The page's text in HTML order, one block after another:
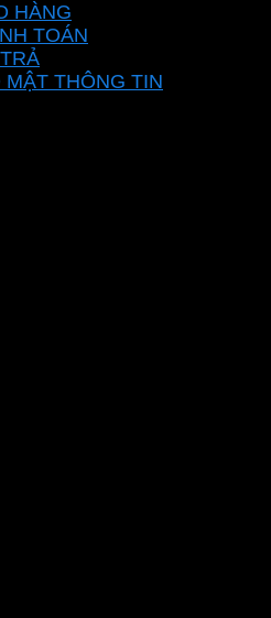
HÀNG
TOÁN
THÔNG TIN